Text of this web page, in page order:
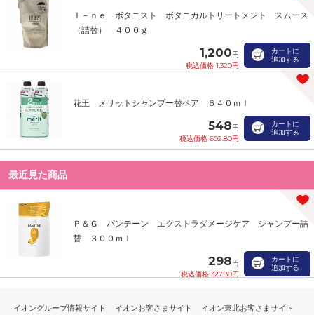
Ｉ－ｎｅ ボタニスト ボタニカルトリートメント スムース
（詰替） ４００ｇ
1,200円
税込価格 1,320円
カートに
追加する
花王 メリットシャンプー替ペア ６４０ｍｌ
548円
税込価格 602.80円
カートに
追加する
最近見た商品
Ｐ＆Ｇ パンテーン エクストラダメージケア シャンプー詰
替 ３００ｍｌ
298円
税込価格 327.80円
カートに
追加する
イオングループ情報サイト イオンお客さまサイト イオン東北お客さまサイト